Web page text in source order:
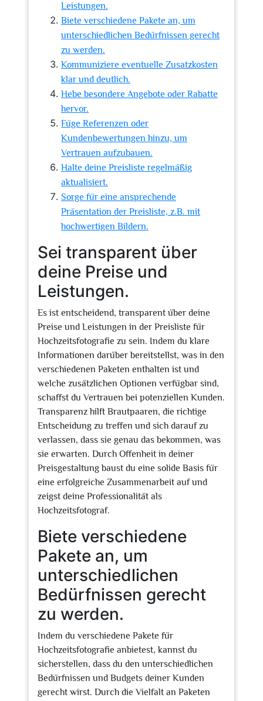
Leistungen.
Biete verschiedene Pakete an, um
unterschiedlichen Bedürfnissen gerecht
zu werden.
Kommuniziere eventuelle Zusatzkosten
klar und deutlich.
Hebe besondere Angebote oder Rabatte
hervor.
Füge Referenzen oder
Kundenbewertungen hinzu, um
Vertrauen aufzubauen.
Halte deine Preisliste regelmäßig
aktualisiert.
Sorge für eine ansprechende
Präsentation der Preisliste, z.B. mit
hochwertigen Bildern.
Sei transparent über
deine Preise und
Leistungen.
Es ist entscheidend, transparent über deine
Preise und Leistungen in der Preisliste für
Hochzeitsfotografie zu sein. Indem du klare
Informationen darüber bereitstellst, was in den
verschiedenen Paketen enthalten ist und
welche zusätzlichen Optionen verfügbar sind,
schaffst du Vertrauen bei potenziellen Kunden.
Transparenz hilft Brautpaaren, die richtige
Entscheidung zu treffen und sich darauf zu
verlassen, dass sie genau das bekommen, was
sie erwarten. Durch Offenheit in deiner
Preisgestaltung baust du eine solide Basis für
eine erfolgreiche Zusammenarbeit auf und
zeigst deine Professionalität als
Hochzeitsfotograf.
Biete verschiedene
Pakete an, um
unterschiedlichen
Bedürfnissen gerecht
zu werden.
Indem du verschiedene Pakete für
Hochzeitsfotografie anbietest, kannst du
sicherstellen, dass du den unterschiedlichen
Bedürfnissen und Budgets deiner Kunden
gerecht wirst. Durch die Vielfalt an Paketen